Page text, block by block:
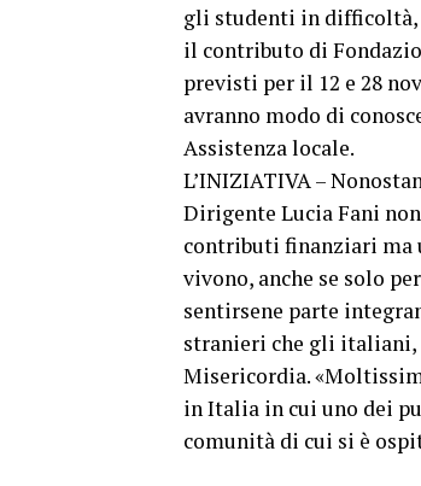
gli studenti in difficoltà,
il contributo di
previsti per il 12 e 28
avranno modo di
Assistenza locale.
L’INIZIATIVA –
Dirigente Lucia Fani
contributi finanziari ma
vivono, anche se solo
sentirsene parte
stranieri che gli italiani,
Misericordia.
in Italia in cui uno dei
comunità di cui si è